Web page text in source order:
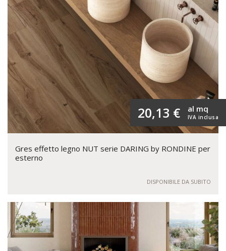
20,13 € IVA inclusa
al mq
Gres effetto legno NUT serie DARING by RONDINE per
esterno
DISPONIBILE DA SUBITO